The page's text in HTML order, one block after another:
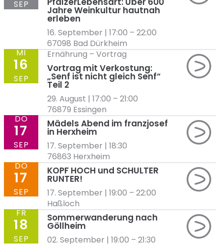
Jahre Weinkultur hautnah
erleben
16. September | 17:00 – 22:00
67098 Bad Dürkheim
SEP
Vortrag mit Verkostung:
„Senf ist nicht gleich Senf“
Teil 2
Ernährung – Vortrag
29. August | 17:00 – 21:00
76879 Essingen
MI
16
SEP
Mädels Abend im franzjosef
in Herxheim
17. September | 18:30
76863 Herxheim
DO
17
SEP
KOPF HOCH und SCHULTER
RUNTER!
17. September | 19:00 – 22:00
Haßloch
DO
17
SEP
Sommerwanderung nach
Göllheim
02. September | 19:00 – 21:30
FR
18
SEP